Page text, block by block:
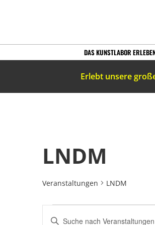
DAS KUNSTLABOR
Erlebt unsere
LNDM
Veranstaltungen LNDM
Bitte
Schlüsselwort